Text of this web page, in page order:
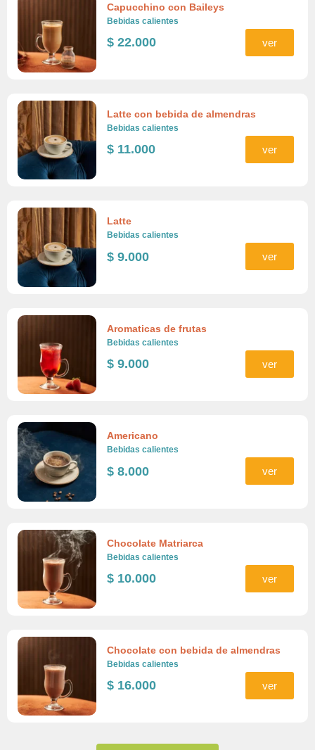
Capucchino con Baileys
Bebidas calientes
$ 22.000 ver
Latte con bebida de almendras
Bebidas calientes
$ 11.000 ver
Latte
Bebidas calientes
$ 9.000 ver
Aromaticas de frutas
Bebidas calientes
$ 9.000 ver
Americano
Bebidas calientes
$ 8.000 ver
Chocolate Matriarca
Bebidas calientes
$ 10.000 ver
Chocolate con bebida de almendras
Bebidas calientes
$ 16.000 ver